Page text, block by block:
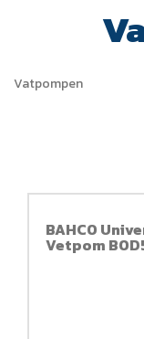
Vatpompen
BAHCO
Vetpom